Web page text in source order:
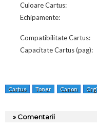
Culoare Cartus:
Echipamente:
Compatibilitate Cartus:
Capacitate Cartus (pag):
Cartus Toner Canon
» Comentarii